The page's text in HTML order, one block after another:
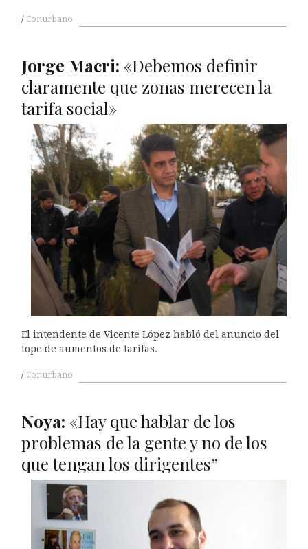
Conurbano
Jorge Macri: «Debemos definir
claramente que zonas merecen la
tarifa social»
El intendente de Vicente López habló del anuncio del
tope de aumentos de tarifas.
Conurbano
Noya: «Hay que hablar de los
problemas de la gente y no de los
que tengan los dirigentes”